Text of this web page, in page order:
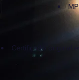
Certificado original